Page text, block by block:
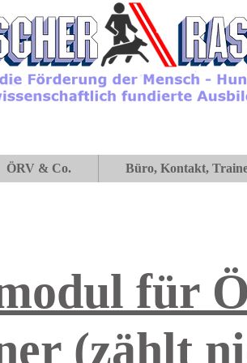
für
(zählt
ÖRV & Co. Büro, Kontakt,